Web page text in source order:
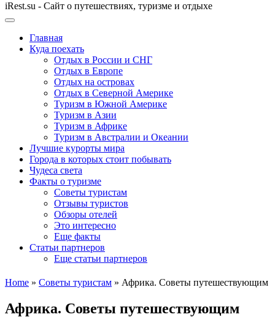
iRest.su - Сайт о путешествиях, туризме и отдыхе
Главная
Куда поехать
Отдых в России и СНГ
Отдых в Европе
Отдых на островах
Отдых в Северной Америке
Туризм в Южной Америке
Туризм в Азии
Туризм в Африке
Туризм в Австралии и Океании
Лучшие курорты мира
Города в которых стоит побывать
Чудеса света
Факты о туризме
Советы туристам
Отзывы туристов
Обзоры отелей
Это интересно
Еще факты
Статьи партнеров
Еще статьи партнеров
Home » Советы туристам » Африка. Советы путешествующим
Африка. Советы путешествующим